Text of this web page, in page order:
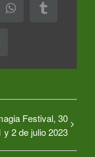
WhatsAppTumblr
Festival, 30
y 2 de julio 2023